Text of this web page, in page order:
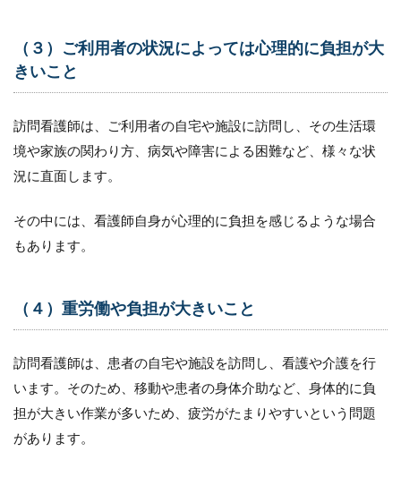
組織や
社会的
ストレ
ス
新
看
護
師
問
か
ら
離
れ
て
い
（３）ご利用者の状況によっては心理的に負担が大
きいこと
訪問看護師は、ご利用者の自宅や施設に訪問し、その生活環
境や家族の関わり方、病気や障害による困難など、様々な状
況に直面します。
その中には、看護師自身が心理的に負担を感じるような場合
もあります。
（４）重労働や負担が大きいこと
訪問看護師は、患者の自宅や施設を訪問し、看護や介護を行
います。そのため、移動や患者の身体介助など、身体的に負
担が大きい作業が多いため、疲労がたまりやすいという問題
があります。